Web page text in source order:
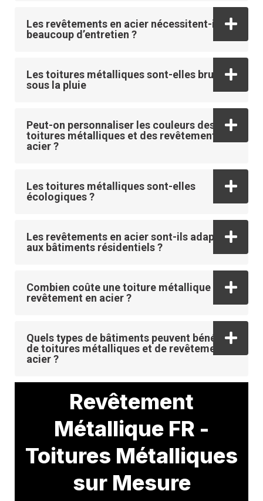
Les revêtements en acier nécessitent-ils
beaucoup d’entretien ?
Les toitures métalliques sont-elles bruyantes
sous la pluie
Peut-on personnaliser les couleurs des
toitures métalliques et des revêtements en
acier ?
Les toitures métalliques sont-elles
écologiques ?
Les revêtements en acier sont-ils adaptés
aux bâtiments résidentiels ?
Combien coûte une toiture métallique ou un
revêtement en acier ?
Quels types de bâtiments peuvent bénéficier
de toitures métalliques et de revêtements en
acier ?
Revêtement
Métallique FR -
Toitures Métalliques
sur Mesure